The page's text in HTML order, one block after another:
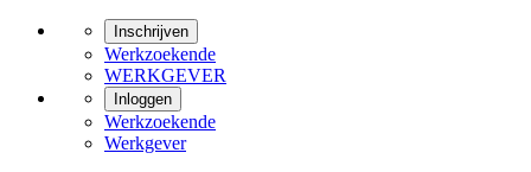
Inschrijven
Werkzoekende
WERKGEVER
Inloggen
Werkzoekende
Werkgever